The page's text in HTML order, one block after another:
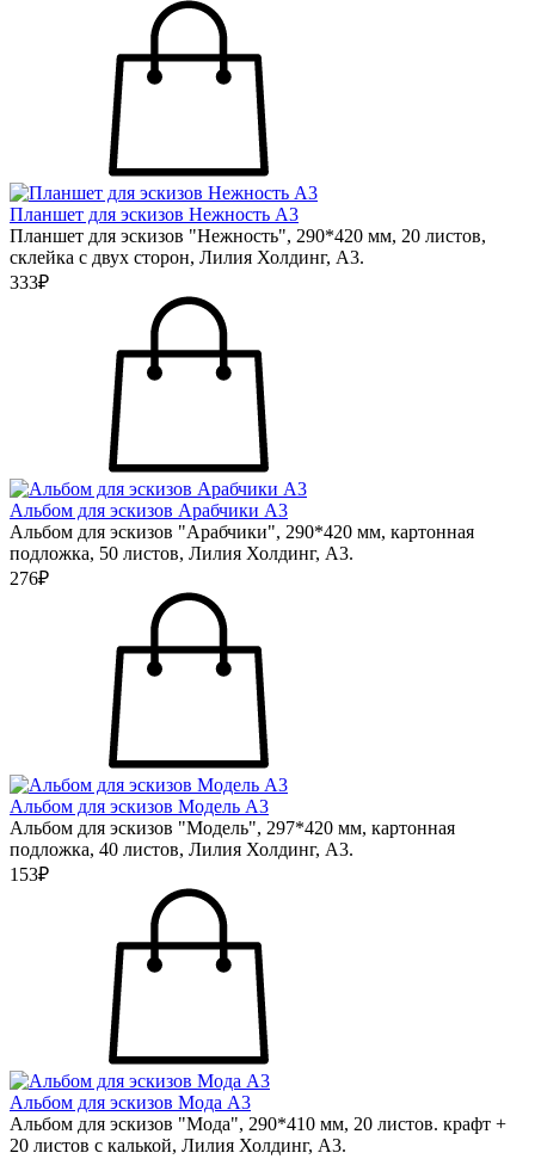
Планшет для эскизов Нежность А3
Планшет для эскизов "Нежность", 290*420 мм, 20 листов,
склейка с двух сторон, Лилия Холдинг, А3.
333₽
Альбом для эскизов Арабчики А3
Альбом для эскизов "Арабчики", 290*420 мм, картонная
подложка, 50 листов, Лилия Холдинг, А3.
276₽
Альбом для эскизов Модель А3
Альбом для эскизов "Модель", 297*420 мм, картонная
подложка, 40 листов, Лилия Холдинг, А3.
153₽
Альбом для эскизов Мода А3
Альбом для эскизов "Мода", 290*410 мм, 20 листов. крафт +
20 листов с калькой, Лилия Холдинг, А3.